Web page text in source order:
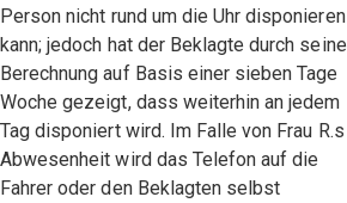
Person nicht rund um die Uhr disponieren
kann; jedoch hat der Beklagte durch seine
Berechnung auf Basis einer sieben Tage
Woche gezeigt, dass weiterhin an jedem
Tag disponiert wird. Im Falle von Frau R.s
Abwesenheit wird das Telefon auf die
Fahrer oder den Beklagten selbst